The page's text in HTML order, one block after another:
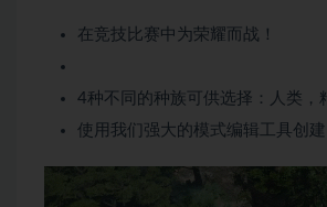
在竞技比赛中为荣耀而战！
4种不同的种族可供选择：人类，
使用我们强大的模式编辑工具创建